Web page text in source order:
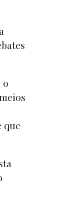
o
que